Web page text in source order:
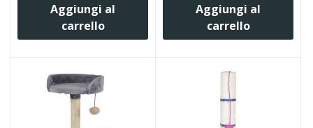
Aggiungi al
carrello
Aggiungi al
carrello